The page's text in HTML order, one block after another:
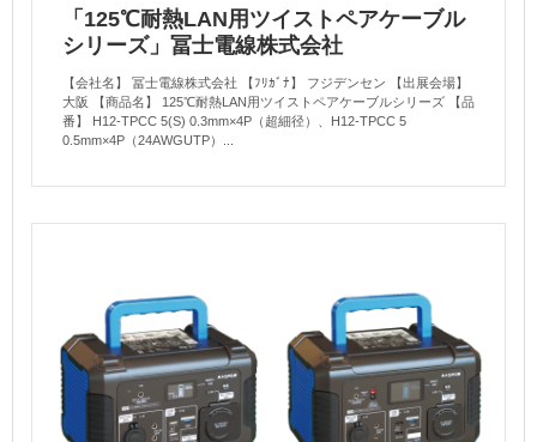
「125℃耐熱LAN用ツイストペアケーブル
シリーズ」冨士電線株式会社
【会社名】 冨士電線株式会社 【ﾌﾘｶﾞﾅ】 フジデンセン 【出展会場】
大阪 【商品名】 125℃耐熱LAN用ツイストペアケーブルシリーズ 【品
番】 H12-TPCC 5(S) 0.3mm×4P（超細径）、H12-TPCC 5
0.5mm×4P（24AWGUTP）...